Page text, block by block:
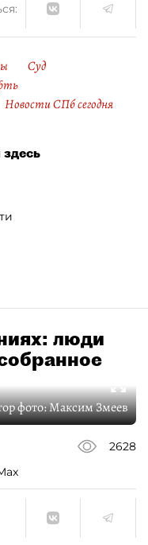
Суд
Новости СПб сегодня
люди
фото:Максим Змеев
2628